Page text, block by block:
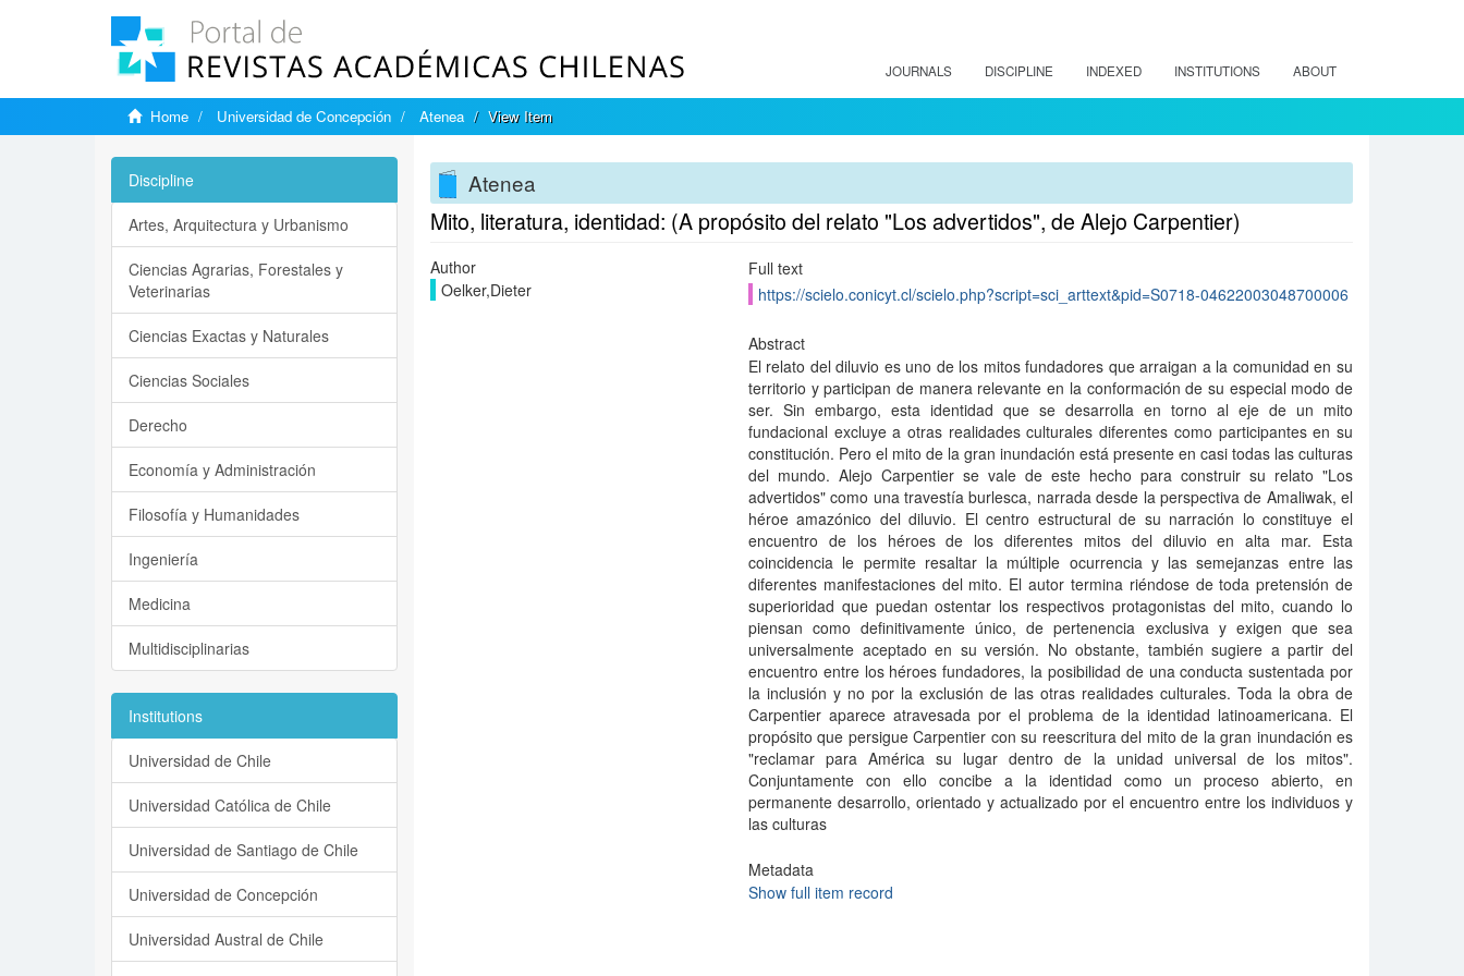
JOURNALS DISCIPLINE INDEXED INSTITUTIONS ABOUT
Home Universidad de Concepción Atenea View Item
Atenea
Mito, literatura, identidad: (A propósito del relato "Los advertidos", de Alejo Carpentier)
Author
Oelker,Dieter
Full text
https://scielo.conicyt.cl/scielo.php?script=sci_arttext&pid=S0718-04622003048700006
Abstract
El relato del diluvio es uno de los mitos fundadores que arraigan a la comunidad en su
territorio y participan de manera relevante en la conformación de su especial modo de
ser. Sin embargo, esta identidad que se desarrolla en torno al eje de un mito
fundacional excluye a otras realidades culturales diferentes como participantes en su
constitución. Pero el mito de la gran inundación está presente en casi todas las culturas
del mundo. Alejo Carpentier se vale de este hecho para construir su relato "Los
advertidos" como una travestía burlesca, narrada desde la perspectiva de Amaliwak, el
héroe amazónico del diluvio. El centro estructural de su narración lo constituye el
encuentro de los héroes de los diferentes mitos del diluvio en alta mar. Esta
coincidencia le permite resaltar la múltiple ocurrencia y las semejanzas entre las
diferentes manifestaciones del mito. El autor termina riéndose de toda pretensión de
superioridad que puedan ostentar los respectivos protagonistas del mito, cuando lo
piensan como definitivamente único, de pertenencia exclusiva y exigen que sea
universalmente aceptado en su versión. No obstante, también sugiere a partir del
encuentro entre los héroes fundadores, la posibilidad de una conducta sustentada por
la inclusión y no por la exclusión de las otras realidades culturales. Toda la obra de
Carpentier aparece atravesada por el problema de la identidad latinoamericana. El
propósito que persigue Carpentier con su reescritura del mito de la gran inundación es
"reclamar para América su lugar dentro de la unidad universal de los mitos".
Conjuntamente con ello concibe a la identidad como un proceso abierto, en
permanente desarrollo, orientado y actualizado por el encuentro entre los individuos y
las culturas
Metadata
Show full item record
Discipline
Artes, Arquitectura y Urbanismo
Ciencias Agrarias, Forestales y
Veterinarias
Ciencias Exactas y Naturales
Ciencias Sociales
Derecho
Economía y Administración
Filosofía y Humanidades
Ingeniería
Medicina
Multidisciplinarias
Institutions
Universidad de Chile
Universidad Católica de Chile
Universidad de Santiago de Chile
Universidad de Concepción
Universidad Austral de Chile